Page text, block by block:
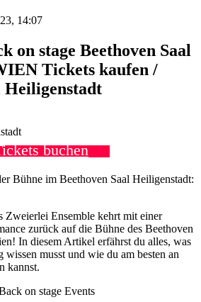
14:07
on stage Beethoven Saal
Tickets kaufen /
Heiligenstadt
buchen
Bühne im Beethoven Saal Heiligenstadt:
Zweierlei Ensemble kehrt mit einer
zurück auf die Bühne des Beethoven
In diesem Artikel erfährst du alles, was
wissen musst und wie du am besten an
kannst.
on stage Events